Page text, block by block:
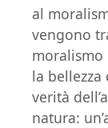
al
vengono
moralismo
la
verità
natura: